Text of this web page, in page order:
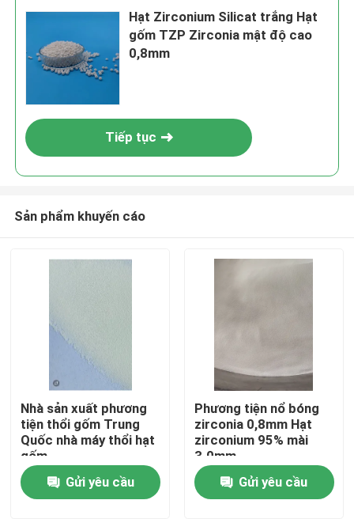
Nhà
Hạt Zirconium Silicat trắng Hạt
gốm TZP Zirconia mật độ cao
0,8mm
Tiếp tục
Sản phẩm khuyến cáo
Nhà sản xuất phương
tiện thổi gốm Trung
Quốc nhà máy thổi hạt
gốm
Gửi yêu cầu
Phương tiện nổ bóng
zirconia 0,8mm Hạt
zirconium 95% mài
3.0mm
Gửi yêu cầu